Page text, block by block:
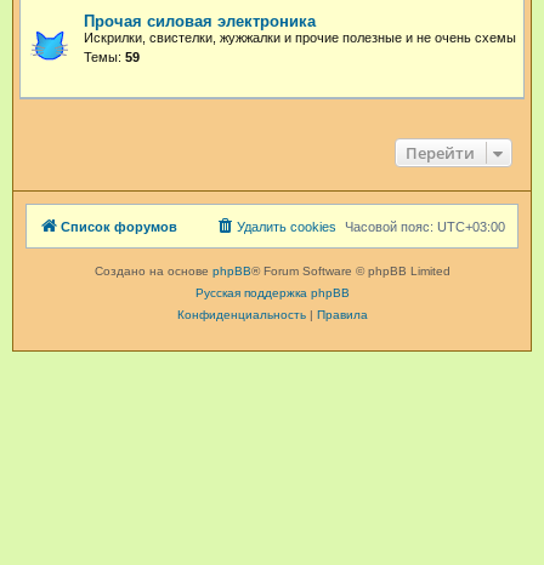
Прочая силовая электроника
Искрилки, свистелки, жужжалки и прочие полезные и не очень схемы
Темы: 59
Перейти
Список форумов Часовой пояс: UTC+03:00
Удалить cookies
Создано на основе phpBB® Forum Software © phpBB Limited
Русская поддержка phpBB
Конфиденциальность| Правила